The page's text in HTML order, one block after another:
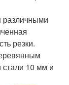
различными
резки.
10 мм и